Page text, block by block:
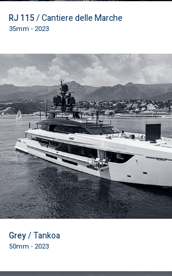
RJ 115/ Cantiere delle Marche
35mm - 2023
Grey/ Tankoa
50mm - 2023
HEADQUARTERS
Via di S. Maria a Marignolle, 69
50124 Firenze Italy
Tel: +39 055 229 519